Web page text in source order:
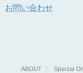
お問い合わせ
ABOUT Special